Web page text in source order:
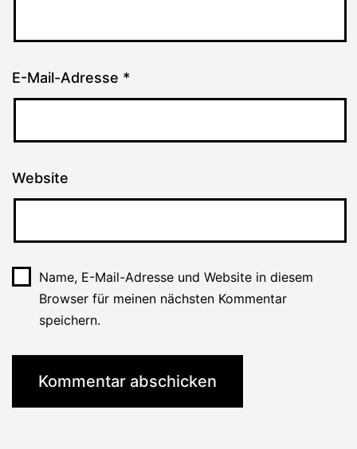
E-Mail-Adresse *
Website
Name, E-Mail-Adresse und Website in diesem
Browser für meinen nächsten Kommentar
speichern.